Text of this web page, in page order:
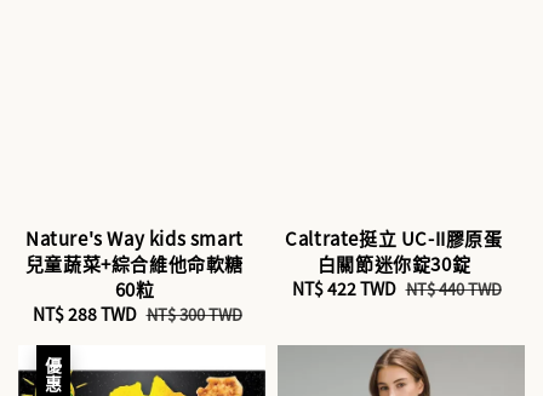
Nature's Way kids smart
兒童蔬菜+綜合維他命軟糖
60粒
Sale
price
NT$ 288 TWD Regular
NT$ 300 TWD
Caltrate挺立 UC-II膠原蛋
白關節迷你錠30錠
Sale
NT$ 422 TWD Regular
NT$ 440 TWD
優惠